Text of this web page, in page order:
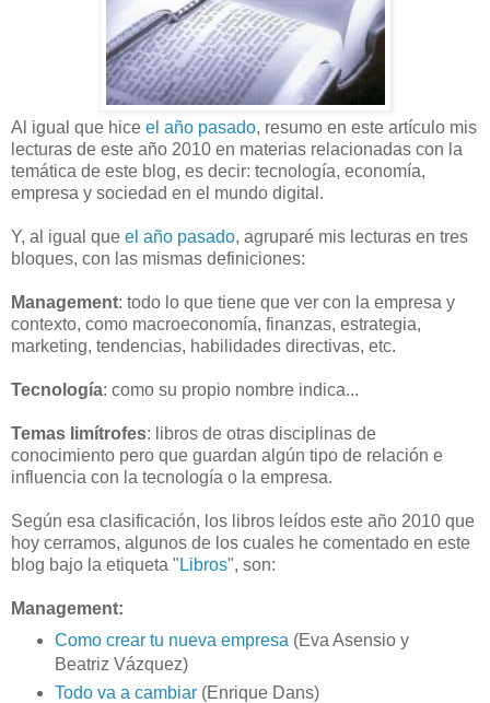
Al igual que hice el año pasado, resumo en este artículo mis
lecturas de este año 2010 en materias relacionadas con la
temática de este blog, es decir: tecnología, economía,
empresa y sociedad en el mundo digital.
Y, al igual que el año pasado, agruparé mis lecturas en tres
bloques, con las mismas definiciones:
Management: todo lo que tiene que ver con la empresa y
contexto, como macroeconomía, finanzas, estrategia,
marketing, tendencias, habilidades directivas, etc.
Tecnología: como su propio nombre indica...
Temas limítrofes: libros de otras disciplinas de
conocimiento pero que guardan algún tipo de relación e
influencia con la tecnología o la empresa.
Según esa clasificación, los libros leídos este año 2010 que
hoy cerramos, algunos de los cuales he comentado en este
blog bajo la etiqueta " Libros", son:
Management:
Como crear tu nueva empresa (Eva Asensio y
Beatriz Vázquez)
Todo va a cambiar(Enrique Dans)